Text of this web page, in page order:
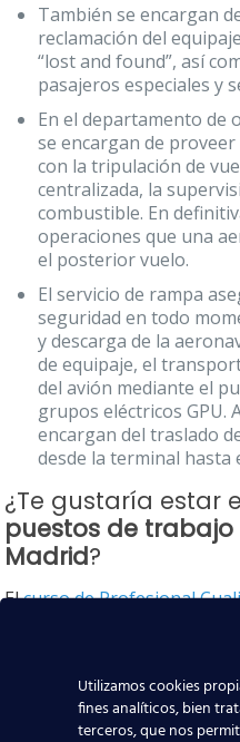
También se encargan
reclamación del
“lost and found”, así
pasajeros especiales y
En el departamento de
se encargan de
con la tripulación de
centralizada, la
combustible. En
operaciones que una
el posterior vuelo.
El servicio de rampa
seguridad en todo
y descarga de la
de equipaje, el
del avión mediante el
grupos eléctricos GPU.
encargan del traslado
desde la terminal hasta
¿Te gustaría estar
puestos de
Madrid?
Elcurso de Profesional
preparamos a nuestros
realizar lasactividades
Utilizamos cookies
fines analíticos, bien
terceros, que nos